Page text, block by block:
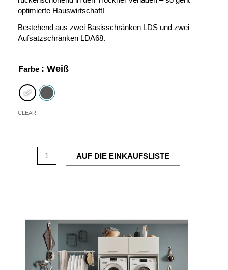
optimierte Hauswirtschaft!
Bestehend aus zwei Basisschränken LDS und zwei
Aufsatzschränken LDA68.
Farbe : Weiß
CLEAR
AUF DIE EINKAUFSLISTE